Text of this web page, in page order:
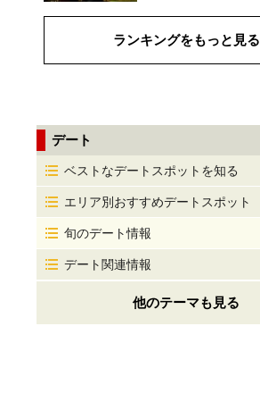
ランキングをもっと見る
デート
ベストなデートスポットを知る
エリア別おすすめデートスポット
旬のデート情報
デート関連情報
他のテーマも見る